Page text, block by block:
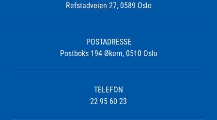
Refstadveien 27, 0589 Oslo
POSTADRESSE
Postboks 194 Økern, 0510 Oslo
TELEFON
22 95 60 23